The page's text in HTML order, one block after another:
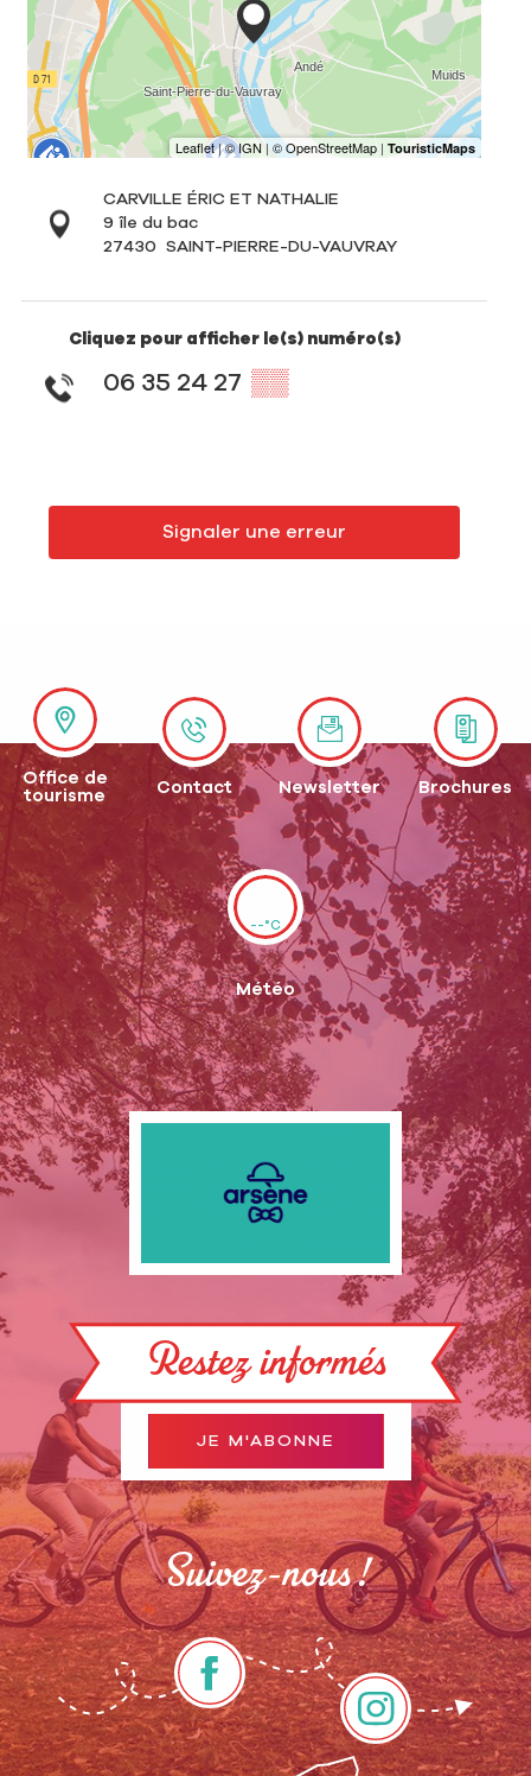
CARVILLE ÉRIC ET NATHALIE
9 île du bac
27430
SAINT-PIERRE-DU-VAUVRAY
Cliquez pour afficher le(s) numéro(s)
06 35 24 27 ▒▒
Signaler une erreur
Office de
tourisme
Contact Newsletter Brochures
--°C
Météo
Restez informés
JE M'ABONNE
Suivez-nous !